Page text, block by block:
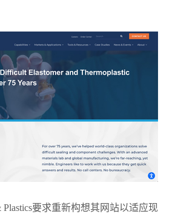
Plastics要求重新构想其网站以适应现